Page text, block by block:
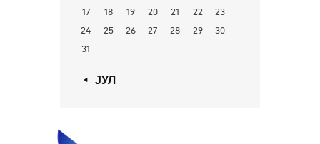
17
18 19 20 21 22
23
24
25 26 27 28 29
30
31
« ЈУЛ